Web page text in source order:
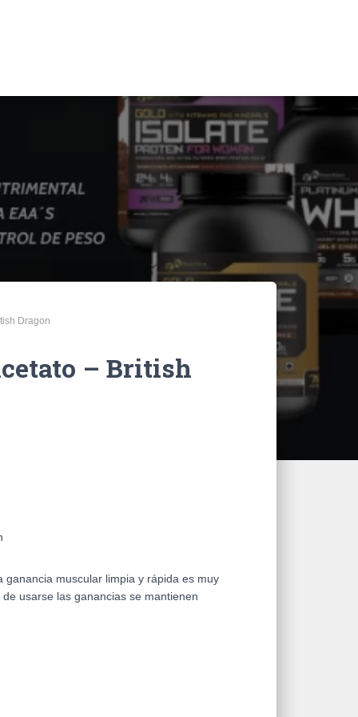
Dragon
– British
ganancia muscular limpia y rápida es muy
usarse las ganancias se mantienen